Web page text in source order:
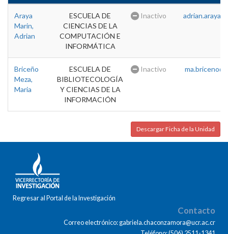
Araya
Marin,
Adrian
ESCUELA DE
CIENCIAS DE LA
COMPUTACIÓN E
INFORMÁTICA
Inactivo
Briceño
Meza,
Maria
ESCUELA DE
BIBLIOTECOLOGÍA
Y CIENCIAS DE LA
INFORMACIÓN
Inactivo
Descargar Ficha de la Unidad
Regresar al Portal de la Investigación
Contacto
Correo electrónico: gabriela.chaconzamora@ucr.ac.cr